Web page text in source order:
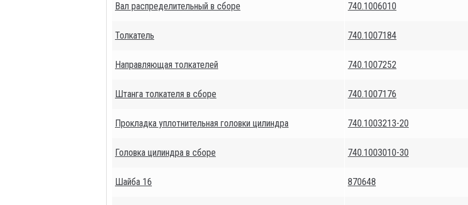
Вал распределительный в сборе 740.1006010
Толкатель 740.1007184
Направляющая толкателей 740.1007252
Штанга толкателя в сборе 740.1007176
Прокладка уплотнительная головки цилиндра 740.1003213-20
Головка цилиндра в сборе 740.1003010-30
Шайба 16 870648